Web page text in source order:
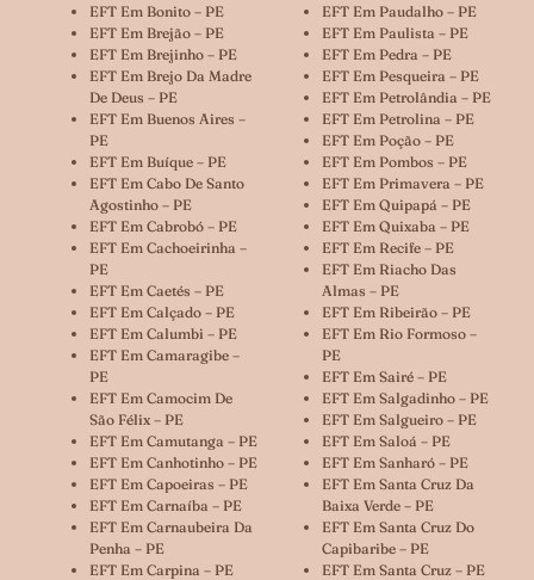
EFT Em Bonito – PE
EFT Em Brejão – PE
EFT Em Brejinho – PE
EFT Em Brejo Da Madre
De Deus – PE
EFT Em Buenos Aires –
PE
EFT Em Buíque – PE
EFT Em Cabo De Santo
Agostinho – PE
EFT Em Cabrobó – PE
EFT Em Cachoeirinha –
PE
EFT Em Caetés – PE
EFT Em Calçado – PE
EFT Em Calumbi – PE
EFT Em Camaragibe –
PE
EFT Em Camocim De
São Félix – PE
EFT Em Camutanga – PE
EFT Em Canhotinho – PE
EFT Em Capoeiras – PE
EFT Em Carnaíba – PE
EFT Em Carnaubeira Da
Penha – PE
EFT Em Carpina – PE
EFT Em Paudalho – PE
EFT Em Paulista – PE
EFT Em Pedra – PE
EFT Em Pesqueira – PE
EFT Em Petrolândia – PE
EFT Em Petrolina – PE
EFT Em Poção – PE
EFT Em Pombos – PE
EFT Em Primavera – PE
EFT Em Quipapá – PE
EFT Em Quixaba – PE
EFT Em Recife – PE
EFT Em Riacho Das
Almas – PE
EFT Em Ribeirão – PE
EFT Em Rio Formoso –
PE
EFT Em Sairé – PE
EFT Em Salgadinho – PE
EFT Em Salgueiro – PE
EFT Em Saloá – PE
EFT Em Sanharó – PE
EFT Em Santa Cruz Da
Baixa Verde – PE
EFT Em Santa Cruz Do
Capibaribe – PE
EFT Em Santa Cruz – PE